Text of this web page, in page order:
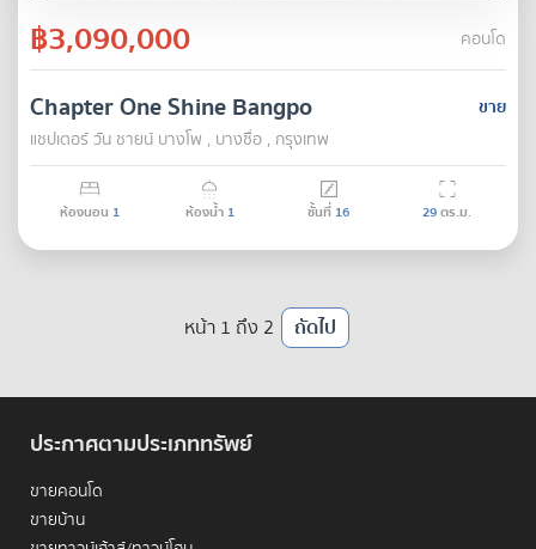
฿3,090,000 คอนโด
ขาย
Chapter One Shine Bangpo
แชปเตอร์ วัน ชายน์ บางโพ , บางซื่อ , กรุงเทพ
ห้องนอน 1 ห้องน้ำ 1 ชั้นที่ 16 29ตร.ม.
หน้า 1 ถึง 2 ถัดไป
ประกาศตามประเภททรัพย์
ขายคอนโด
ขายบ้าน